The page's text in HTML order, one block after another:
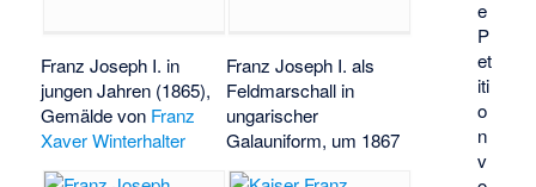
e
P
et
iti
o
n
v
Franz Joseph I. in
jungen Jahren (1865),
Gemälde von Franz
Xaver Winterhalter
Franz Joseph I. als
Feldmarschall in
ungarischer
Galauniform, um 1867